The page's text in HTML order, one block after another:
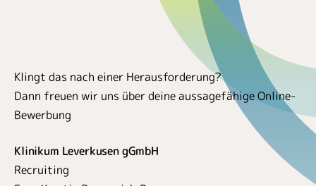
Klingt das nach einer Herausforderung?
Dann freuen wir uns über deine aussagefähige Online-
Bewerbung
Klinikum Leverkusen gGmbH
Recruiting